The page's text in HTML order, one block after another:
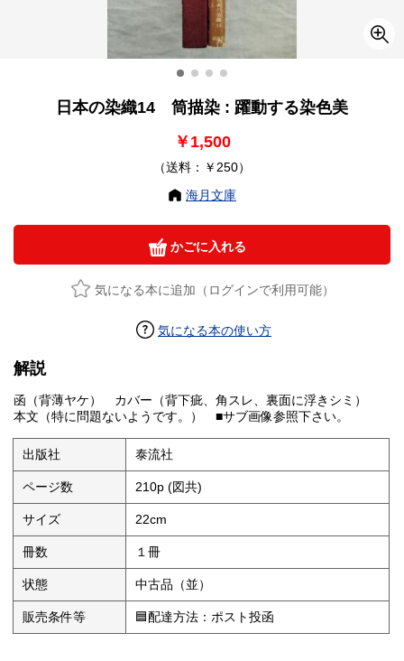
日本の染織14 筒描染 : 躍動する染色美
￥1,500
（送料：￥250）
海月文庫
かごに入れる
気になる本に追加（ログインで利用可能）
気になる本の使い方
解説
函（背薄ヤケ） カバー（背下疵、角スレ、裏面に浮きシミ）
本文（特に問題ないようです。） ■サブ画像参照下さい。
出版社 泰流社
ページ数 210p (図共)
サイズ 22cm
冊数 １冊
状態 中古品（並）
販売条件等 🟦配達方法：ポスト投函